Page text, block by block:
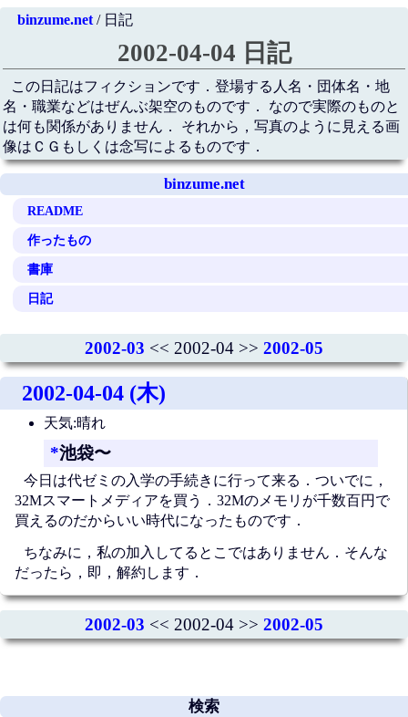
binzume.net/ 日記
2002-04-04 日記
この日記はフィクションです．登場する人名・団体名・地
名・職業などはぜんぶ架空のものです． なので実際のものと
は何も関係がありません． それから，写真のように見える画
像はＣＧもしくは念写によるものです．
binzume.net
README
作ったもの
書庫
日記
2002-03 << 2002-04 >> 2002-05
2002-04-04 (木)
天気:晴れ
*池袋〜
今日は代ゼミの入学の手続きに行って来る．ついでに，
32Mスマートメディアを買う．32Mのメモリが千数百円で
買えるのだからいい時代になったものです．
ちなみに，私の加入してるとこではありません．そんな
だったら，即，解約します．
2002-03 << 2002-04 >> 2002-05
検索